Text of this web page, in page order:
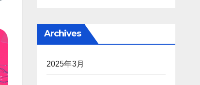
Archives
2025年3月